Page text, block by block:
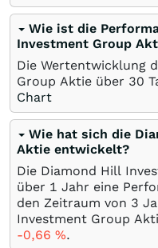
Wie ist die
Investment Group
Die Wertentwicklung
Group Aktie über 30
Chart
Wie hat sich die
Aktie entwickelt?
Die Diamond Hill
über 1 Jahr eine
den Zeitraum von 3
Investment Group
-0,66 %.